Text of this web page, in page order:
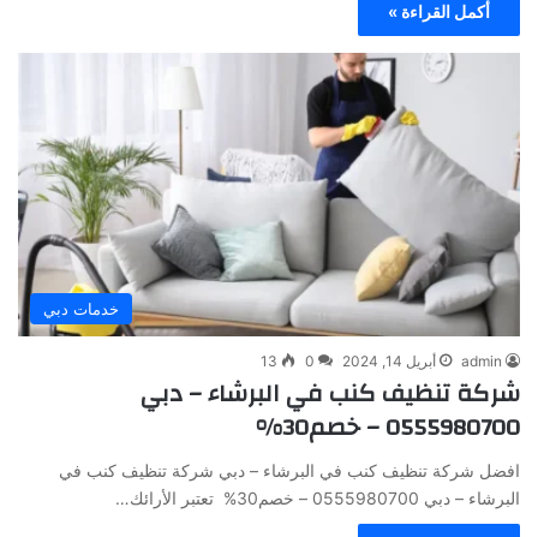
أكمل القراءة »
خدمات دبي
admin أبريل 14, 2024 0
13
شركة تنظيف كنب في البرشاء – دبي
0555980700 – خصم30%
افضل شركة تنظيف كنب في البرشاء – دبي شركة تنظيف كنب في
البرشاء – دبي 0555980700 – خصم30% تعتبر الأرائك…